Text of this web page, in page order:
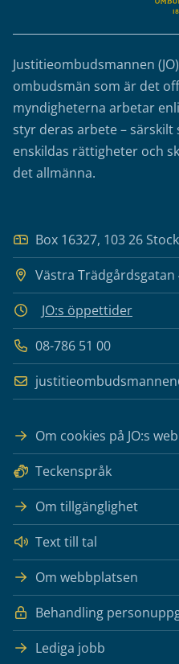
Justitieombudsmannen
ombudsmän som är det
myndigheterna arbetar
styr deras arbete –
enskildas rättigheter och
det allmänna.
Box 16327, 103 26
Västra Trädgårdsgatan
JO:s öppettider
08-786 51 00
Om cookies på JO:s
Teckenspråk
Om tillgänglighet
Text till tal
Om webbplatsen
Behandling
Lediga jobb